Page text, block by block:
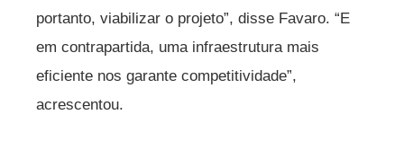
portanto, viabilizar o projeto”, disse Favaro. “E
em contrapartida, uma infraestrutura mais
eficiente nos garante competitividade”,
acrescentou.